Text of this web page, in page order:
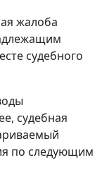
жалоба
судебного
судебная
по следующим